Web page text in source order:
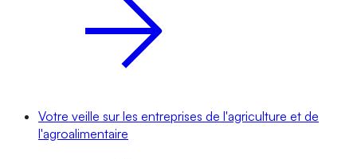
Votre veille sur les entreprises de l'agriculture et de
l'agroalimentaire